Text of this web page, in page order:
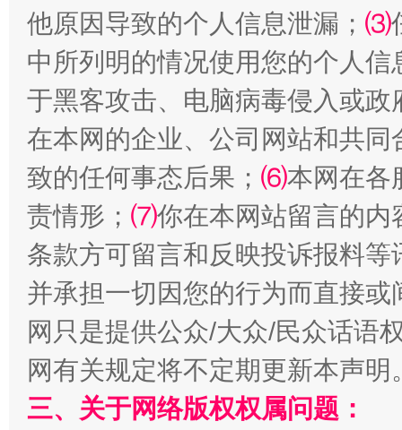
解纷+调解+退费，一次搞定
站台名比不上好声名
他原因导致的个人信息泄漏； ⑶
中所列明的情况使用您的个人
于黑客攻击、电脑病毒侵入或
在本网的企业、公司网站和共
致的任何事态后果； ⑹本网在各
责情形； ⑺你在本网站留言的内
条款方可留言和反映投诉报料
并承担一切因您的行为而直接
网只是提供公众/大众/民众话语
网有关规定将不定期更新本声明
三、关于网络版权权属问题：